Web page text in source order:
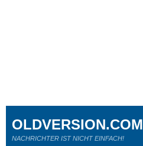
OLDVERSION.COM
NACHRICHTER IST NICHT EINFACH!